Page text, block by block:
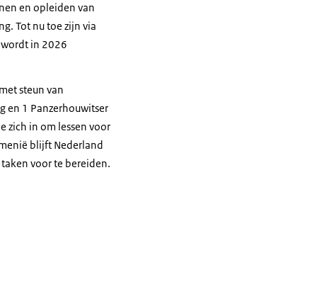
en opleiden van
Tot nu toe zijn via
in 2026
steun van
en 1 Panzerhouwitser
zich in om lessen voor
blijft Nederland
voor te bereiden.